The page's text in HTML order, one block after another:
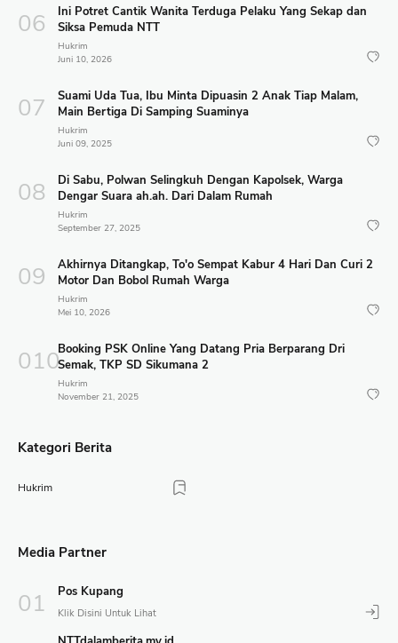
Ini Potret Cantik Wanita Terduga Pelaku Yang Sekap dan
Siksa Pemuda NTT
Hukrim
Juni 10, 2026
Suami Uda Tua, Ibu Minta Dipuasin 2 Anak Tiap Malam,
Main Bertiga Di Samping Suaminya
Hukrim
Juni 09, 2025
Di Sabu, Polwan Selingkuh Dengan Kapolsek, Warga
Dengar Suara ah.ah. Dari Dalam Rumah
Hukrim
September 27, 2025
Akhirnya Ditangkap, To'o Sempat Kabur 4 Hari Dan Curi 2
Motor Dan Bobol Rumah Warga
Hukrim
Mei 10, 2026
Booking PSK Online Yang Datang Pria Berparang Dri
Semak, TKP SD Sikumana 2
Hukrim
November 21, 2025
Kategori Berita
Hukrim
Media Partner
Pos Kupang